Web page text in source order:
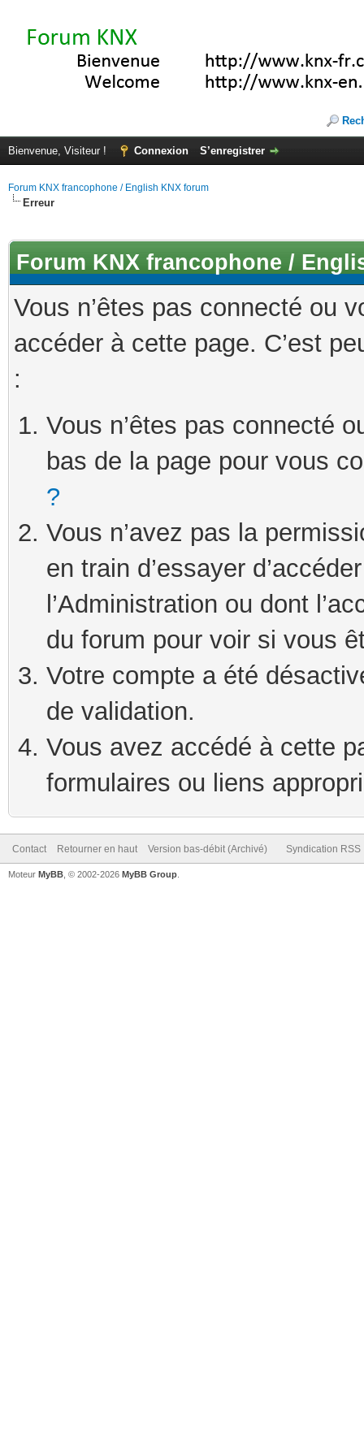
Bienvenue, Visiteur ! Connexion S’enregistrer
Forum KNX francophone / English KNX forum
Erreur
Forum KNX francophone /
Vous n’êtes pas connecté ou
accéder à cette page. C’est
:
Vous n’êtes pas connecté
bas de la page pour vous
?
Vous n’avez pas la
en train d’essayer
l’Administration ou dont
du forum pour voir si vous
Votre compte a été
de validation.
Vous avez accédé à cette
formulaires ou liens
Contact Retourner en haut Version bas-débit (Archivé) Syndication RSS
Moteur MyBB , © 2002-2026 MyBB Group